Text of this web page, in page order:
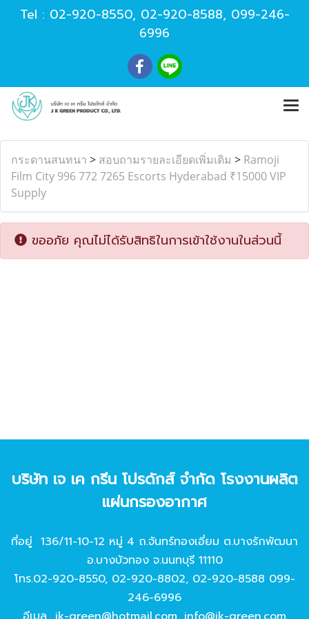
Tel : 02-920-8550, 02-920-8588, 099-246-
6996
กระดานสนทนา > สอบถามรายละเอียดเพิ่มเติม > Ramoji
Film City 996 772 7265 Escorts Hyderabad ₹15000 VIP
Supply
ขออภัย คุณไม่ได้รับสิทธิในการเข้าใช้งานในส่วนนี้
บริษัท เจ เค กรีน โปรดักส์ จํากัด โรงงานผลิต
แผ่นกรองอากาศ
ที่อยู่ 136/11-10-12 หมู่ 4 ถ.จันทร์ทองเอี่ยม ต.บางรักพัฒนา
อ.บางบัวทอง จ.นนทบุรี 11110
โทร.02-920-8550, 02-920-8802, 02-920-8588 099-
246-6996